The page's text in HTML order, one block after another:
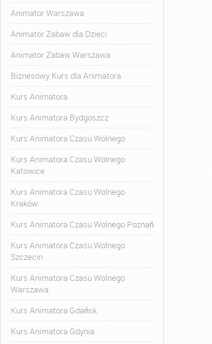
Kurs Animatora Czasu Wolnego Katowice,
Animator Warszawa
Animator Zabaw dla Dzieci
Animator Zabaw Warszawa
Biznesowy Kurs dla Animatora
Kurs Animatora
Kurs Animatora Bydgoszcz
Kurs Animatora Czasu Wolnego
Kurs Animatora Czasu Wolnego
Katowice
Kurs Animatora Czasu Wolnego
Kraków
Kurs Animatora Czasu Wolnego Poznań
Kurs Animatora Czasu Wolnego
Szczecin
Kurs Animatora Czasu Wolnego
Warszawa
Kurs Animatora Gdańsk
Kurs Animatora Gdynia